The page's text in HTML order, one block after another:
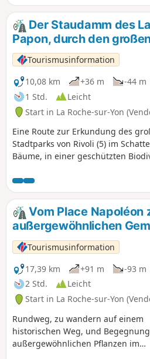
Der Staudamm des
Papon, durch den
Tourismusinformation
10,08 km
+36 m
-44 m
1 Std.
Leicht
Start in La Roche-sur-Yon
Eine Route zur Erkundung des
Stadtparks von Rivoli (5) im
Bäume, in einer geschützten
Papon (10). Dieser See dient der
Trinkwasserversorgung der Stadt
sur-Yon. Von der Staumauer aus
die Wasseraufbereitungsanlage
beobachten. Auf dem See kann
und Kormorane beobachten, vom
sieht man häufig Eisvögel,
Mauersegler fliegen. Im Sommer
Freizeitangebote für Groß und
Verfügung.
Vom Place Napoléon
außergewöhnlichen
Tourismusinformation
17,39 km
+91 m
-93 m
2 Std.
Leicht
Start in La Roche-sur-Yon
Rundweg, zu wandern auf einem
historischen Weg, und
außergewöhnlichen Pflanzen im